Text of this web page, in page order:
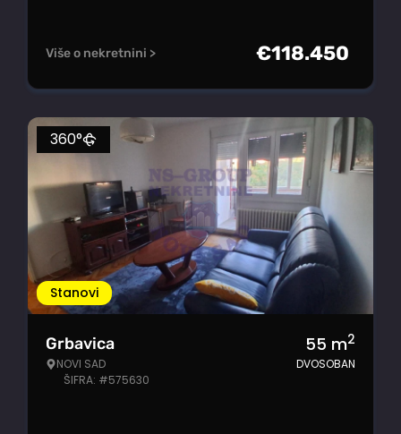
Više o nekretnini > €118.450
Stanovi
360°
Grbavica
NOVI SAD
ŠIFRA: #575630
55 m2
DVOSOBAN